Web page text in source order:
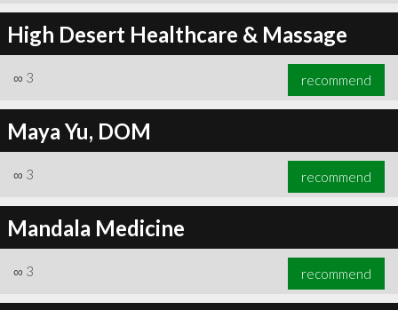
High Desert Healthcare & Massage
∞ 3 recommend
Maya Yu, DOM
∞ 3 recommend
Mandala Medicine
∞ 3 recommend